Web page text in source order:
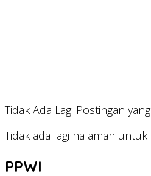
Tidak Ada Lagi Postingan
Tidak ada lagi halaman untuk
PPWI